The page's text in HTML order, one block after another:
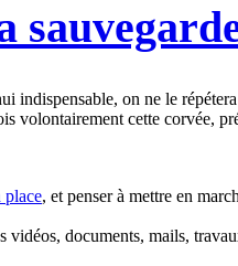
indispensable, on ne le
volontairement cette corvée,
place, et penser à mettre en
documents, mails,